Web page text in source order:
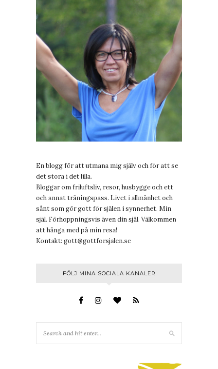
En blogg för att utmana mig själv och för att se
det stora i det lilla.
Bloggar om friluftsliv, resor, husbygge och ett
och annat träningspass. Livet i allmänhet och
sånt som gör gott för själen i synnerhet. Min
själ. Förhoppningsvis även din själ. Välkommen
att hänga med på min resa!
Kontakt: gott@gottforsjalen.se
FÖLJ MINA SOCIALA KANALER